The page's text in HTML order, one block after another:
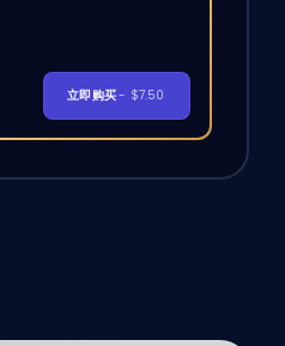
立即购买- $7.50